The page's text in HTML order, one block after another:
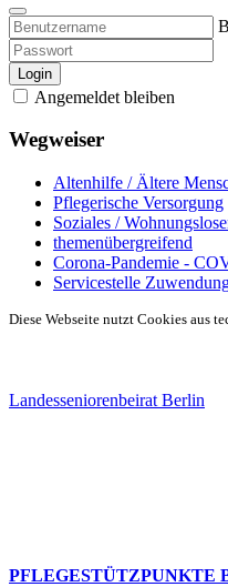
Login
Angemeldet bleiben
Wegweiser
Altenhilfe / Ältere
Pflegerische Versorgung
Soziales /
themenübergreifend
Corona-Pandemie -
Servicestelle
Diese Webseite nutzt Cookies aus
Landesseniorenbeirat Berlin
PFLEGESTÜTZPUNKTE